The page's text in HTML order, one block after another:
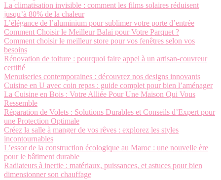
La climatisation invisible : comment les films solaires réduisent
jusqu’à 80% de la chaleur
L’élégance de l’aluminium pour sublimer votre porte d’entrée
Comment Choisir le Meilleur Balai pour Votre Parquet ?
Comment choisir le meilleur store pour vos fenêtres selon vos
besoins
Rénovation de toiture : pourquoi faire appel à un artisan-couvreur
certifié
Menuiseries contemporaines : découvrez nos designs innovants
Cuisine en U avec coin repas : guide complet pour bien l’aménager
La Cuisine en Bois : Votre Alliée Pour Une Maison Qui Vous
Ressemble
Réparation de Volets : Solutions Durables et Conseils d’Expert pour
une Protection Optimale
Créez la salle à manger de vos rêves : explorez les styles
incontournables
L’essor de la construction écologique au Maroc : une nouvelle ère
pour le bâtiment durable
Radiateurs à inertie : matériaux, puissances, et astuces pour bien
dimensionner son chauffage